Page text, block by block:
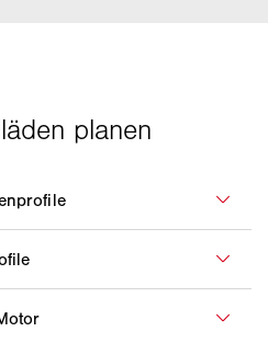
können Sie
anpassen. Sie
und
Anwendungsbereich,